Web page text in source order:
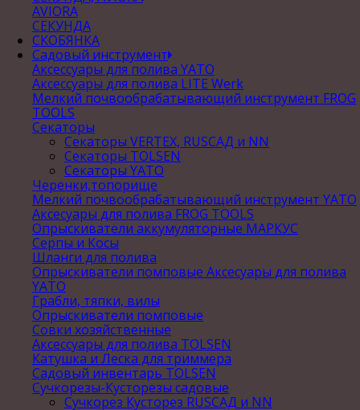
AVIORA
СЕКУНДА
СКОБЯНКА
Садовый инструмент
Аксессуары для полива YATO
Аксессуары для полива LITE Werk
Мелкий почвообрабатывающий инструмент FROG
TOOLS
Секаторы
Секаторы VERTEX, RUSСАД и NN
Секаторы TOLSEN
Секаторы YATO
Черенки,топорище
Мелкий почвообрабатывающий инструмент YATO
Аксесуары для полива FROG TOOLS
Опрыскиватели аккумуляторные МАРКУС
Серпы и Косы
Шланги для полива
Опрыскиватели помповые Аксесуары для полива
YATO
Грабли, тяпки, вилы
Опрыскиватели помповые
Совки хозяйственные
Аксессуары для полива TOLSEN
Катушка и Леска для триммера
Садовый инвентарь TOLSEN
Сучкорезы-Кусторезы садовые
Сучкорез Кусторез RUSСАД и NN